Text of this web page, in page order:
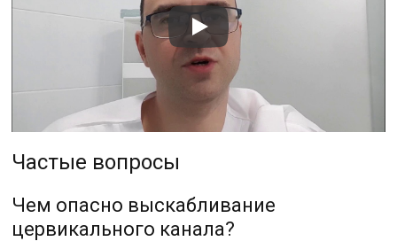
Частые вопросы
Чем опасно выскабливание
цервикального канала?